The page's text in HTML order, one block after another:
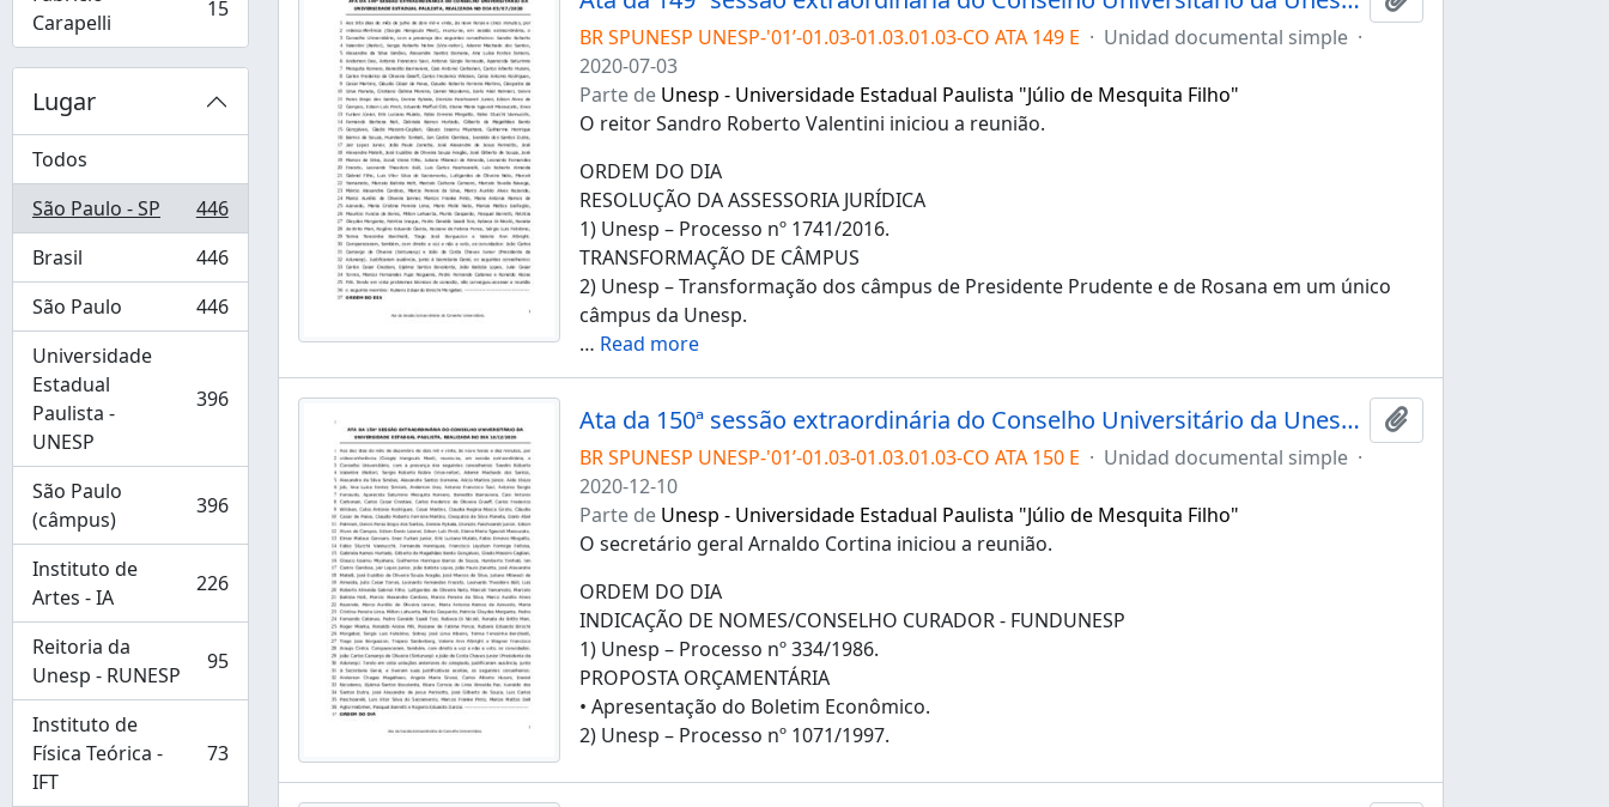
Carapelli
, 15 resultados 15
Lugar
Todos
São Paulo - SP
, 446 resultados
446
Brasil
, 446 resultados
446
São Paulo
, 446 resultados
446
Universidade
Estadual
Paulista -
UNESP
, 396 resultados 396
São Paulo
(câmpus)
, 396 resultados 396
Instituto de
Artes - IA
, 226 resultados 226
Reitoria da
Unesp - RUNESP
, 95 resultados 95
Instituto de
Física Teórica -
IFT
, 73 resultados 73
BR SPUNESP UNESP-'01’-01.03-01.03.01.03-CO ATA 149 E · Unidad documental simple ·
2020-07-03
Parte de Unesp - Universidade Estadual Paulista "Júlio de Mesquita Filho"
O reitor Sandro Roberto Valentini iniciou a reunião.
ORDEM DO DIA
RESOLUÇÃO DA ASSESSORIA JURÍDICA
1) Unesp – Processo nº 1741/2016.
TRANSFORMAÇÃO DE CÂMPUS
2) Unesp – Transformação dos câmpus de Presidente Prudente e de Rosana em um único
câmpus da Unesp.
… Read more
Ata da 150ª sessão extraordinária do Conselho Universitário da Unesp de 10/12/2020
Añadir al
BR SPUNESP UNESP-'01’-01.03-01.03.01.03-CO ATA 150 E · Unidad documental simple ·
2020-12-10
Parte de Unesp - Universidade Estadual Paulista "Júlio de Mesquita Filho"
O secretário geral Arnaldo Cortina iniciou a reunião.
ORDEM DO DIA
INDICAÇÃO DE NOMES/CONSELHO CURADOR - FUNDUNESP
1) Unesp – Processo nº 334/1986.
PROPOSTA ORÇAMENTÁRIA
• Apresentação do Boletim Econômico.
2) Unesp – Processo nº 1071/1997.